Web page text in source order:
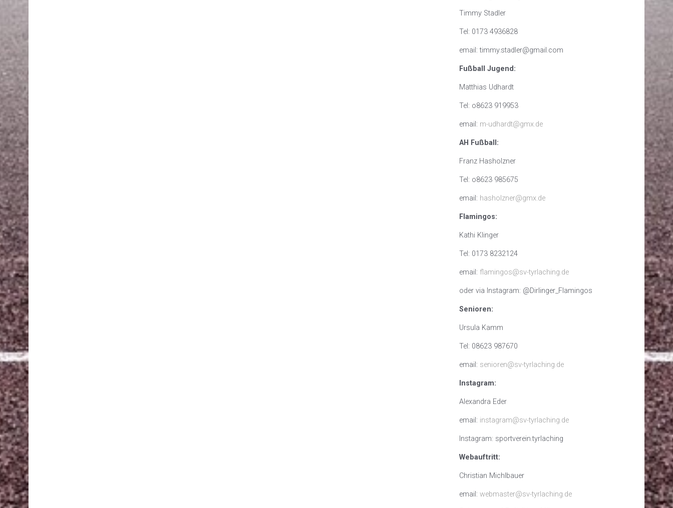
Timmy Stadler
Tel: 0173 4936828
email: timmy.stadler@gmail.com
Fußball Jugend:
Matthias Udhardt
Tel: o8623 919953
email: m-udhardt@gmx.de
AH Fußball:
Franz Hasholzner
Tel: o8623 985675
email: hasholzner@gmx.de
Flamingos:
Kathi Klinger
Tel: 0173 8232124
email: flamingos@sv-tyrlaching.de
oder via Instagram: @Dirlinger_Flamingos
Senioren:
Ursula Kamm
Tel: 08623 987670
email: senioren@sv-tyrlaching.de
Instagram:
Alexandra Eder
email: instagram@sv-tyrlaching.de
Instagram: sportverein.tyrlaching
Webauftritt:
Christian Michlbauer
email: webmaster@sv-tyrlaching.de